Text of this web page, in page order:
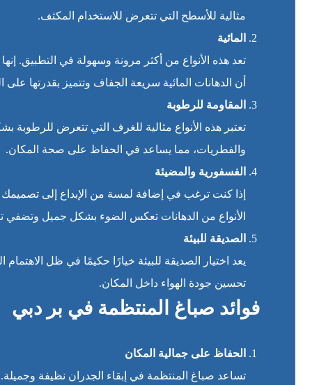
مثالية للأسطح التي تتعرض للاستخدام المكثف.
المائية
تعد هذه الأنواع من أكثر مرونة وسهولة في التطبيق.
أن الدهانات المائية سريعة الجفاف وتتميز بقدرتها
المقاومة للرطوبة
تعتبر هذه الأنواع مثالية للغرف التي تتعرض
والفطريات، مما يساعد في الحفاظ على صحة المكان.
الفسفورية والمضيئة
إذا كنت ترغب في إضافة لمسة من الإبداع إلى تصميمك
الأنواع من الدهانات تعكس الضوء بشكل جميل وتضفي
الصديقة للبيئة
يعد اختيار الصديقة للبيئة خيارًا حكيمًا في ظل
تحسين جودة الهواء داخل المكان.
فوائد صباغ المنتظمة في بر دبي
الحفاظ على جمالية المكان
تساعد صباغ المنتظمة في إبقاء الجدران نظيفة